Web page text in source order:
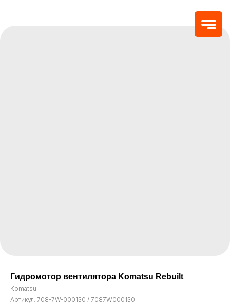
Гидромотор вентилятора Komatsu Rebuilt
Komatsu
Артикул: 708-7W-000130 / 7087W000130